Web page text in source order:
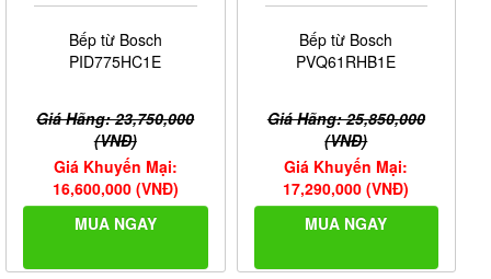
Bếp từ Bosch
PID775HC1E
Giá Hãng: 23,750,000
(VNĐ)
Giá Khuyến Mại:
16,600,000 (VNĐ)
MUA NGAY
Bếp từ Bosch
PVQ61RHB1E
Giá Hãng: 25,850,000
(VNĐ)
Giá Khuyến Mại:
17,290,000 (VNĐ)
MUA NGAY